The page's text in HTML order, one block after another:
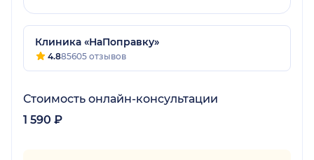
Клиника «НаПоправку»
4.885605 отзывов
Стоимость онлайн-консультации
1 590 ₽